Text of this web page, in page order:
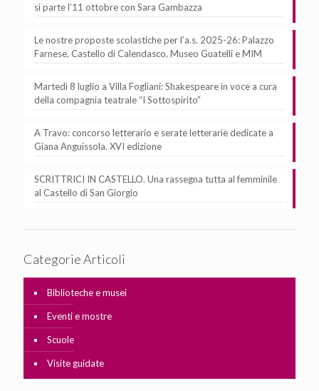
si parte l’11 ottobre con Sara Gambazza
Le nostre proposte scolastiche per l’a.s. 2025-26: Palazzo
Farnese, Castello di Calendasco, Museo Guatelli e MIM
Martedì 8 luglio a Villa Fogliani: Shakespeare in voce a cura
della compagnia teatrale “I Sottospirito”
A Travo: concorso letterario e serate letterarie dedicate a
Giana Anguissola. XVI edizione
SCRITTRICI IN CASTELLO. Una rassegna tutta al femminile
al Castello di San Giorgio
Categorie Articoli
Biblioteche e musei
Eventi e mostre
Scuole
Visite guidate